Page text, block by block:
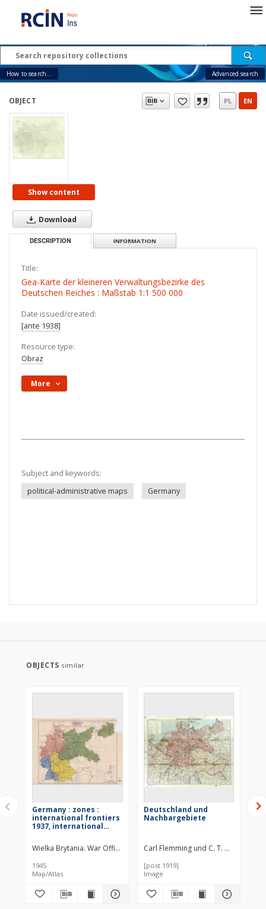
How to search... Advanced search
OBJECT PL EN
Show content
Download
DESCRIPTION INFORMATION
Title:
Gea-Karte der kleineren Verwaltungsbezirke des
Deutschen Reiches : Maßstab 1:1 500 000
Date issued/created:
[ante 1938]
Resource type:
Obraz
More
Subject and keywords:
political-administrative maps
Germany
OBJECTS similar
Germany : zones :
international frontiers
1937, international
Wielka Brytania. War Office. Wydawca
1945
Map/Atlas
Deutschland und
Nachbargebiete
Carl Flemming und C. T. Wiskott
[post 1919]
Image